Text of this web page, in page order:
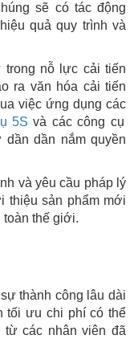
sẽ có tác động
quả quy trình và
trong nỗ lực cải tiến
ra văn hóa cải tiến
việc ứng dụng các
5S và các công cụ
dần nắm quyền
và yêu cầu pháp lý
thiệu sản phẩm mới
toàn thế giới.
thành công lâu dài
tối ưu chi phí có thể
các nhân viên đã